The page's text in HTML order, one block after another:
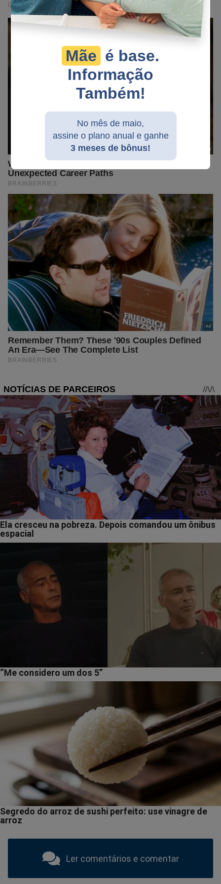
Mãe é base.
Informação
Também!
No mês de maio,
assine o plano anual e ganhe
3 meses de bônus!
Ler comentários e comentar